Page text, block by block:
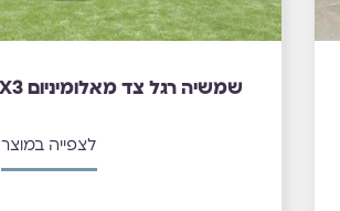
שמשיה רגל צד מאלומיניום 3X3 מ' מנהטן שמנת
לצפייה במוצר